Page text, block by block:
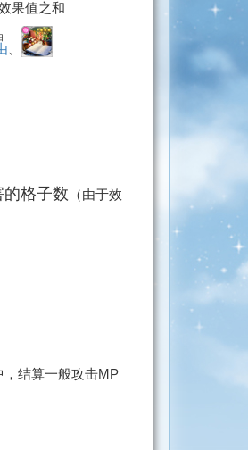
果值之和
格子数 （由于效
结算一般攻击MP